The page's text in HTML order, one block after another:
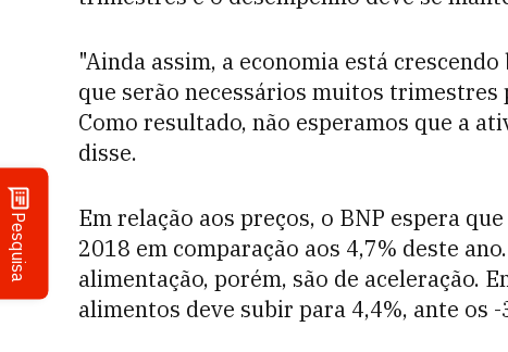
Pesquisa
"Ainda assim, a economia está
que serão necessários muitos
Como resultado, não esperamos que a
disse.
Em relação aos preços, o BNP espera
2018 em comparação aos 4,7% deste
alimentação, porém, são de aceleração.
alimentos deve subir para 4,4%, ante os -